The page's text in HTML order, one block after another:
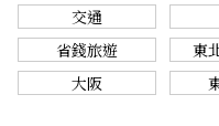
交通
省錢旅遊
東
大阪